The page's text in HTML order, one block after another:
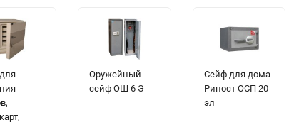
Оружейный
сейф ОШ 6 Э
Сейф для дома
Рипост ОСП 20
эл